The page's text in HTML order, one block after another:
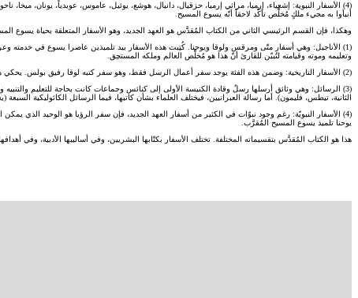
(4) الأسفار النبوية: إشعياء، إرميا، مراثي إرميا، حزقيال، دانيال، هوشع، يوئيل، عاموس، عوبدياً،
أنبأوا به مجيء ملكٍ مُخلِّص تأكَّد لاحقاً أنّه يسوع المسيح.
وهكذا، فإن القسم الرئيسي الثاني من الكتاب المُقدَّس هو العهد الجديد، وهو الأسفار المتعلقة بحياة يسوع
(1) الأناجيل: وهي أسفار متّى ومرقس ولوقا ويوحنا. كُتِبت هذه الأسفار بيد تلميذين عاصرا يسوع في خدمته
وتعليمه وموته وقيامته لتُبيّن للقارئ أنّ هذا هو مُخلِّص العالم وملكه المستحِق.
(2) الأسفار التاريخية: وضمن هذه الفئة يوجد سفر أعمال الرسل فقط، وهو سفر كتبه لوقا رفيق بولس. يحكي هذا السفر عن عمل الروح في كنيسته الأولى خاصّة من خلال الرسولين بطرس وبولس.
(3) الرسائل: وهي وثائق أرسلها رسلُ وقادة الكنيسة الأولى إلى كنائس وجماعات كانت بحاجة للتعليم
الثانية، تيطس، فليمون). أما رسالة العبرانيين، فيختلف العلماء بشأن كاتبها، فيما الرسائل الكاثوليكية
(4) الأسفار النبويّة: رغم وجود نبوّات في الكثير من أسفار العهد الجديد، فإن سفر الرؤيا هو الوحيد
يوحنا تلميذ يسوع المسيح المُقرَّب.
هذا هو الكتاب المُقدَّس بتقسيماته المختلفة. تختلف الأسفار بكتّابها البشريين، وفي أساليبها الأدبية، وفي